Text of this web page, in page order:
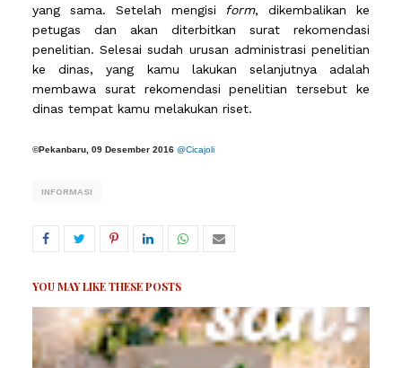
yang sama. Setelah mengisi
form, dikembalikan ke
petugas dan akan diterbitkan surat rekomendasi
penelitian. Selesai sudah urusan administrasi penelitian
ke dinas, yang kamu lakukan selanjutnya adalah
membawa surat rekomendasi penelitian tersebut ke
dinas tempat kamu melakukan riset.
©Pekanbaru, 09 Desember 2016 @Cicajoli
INFORMASI
YOU MAY LIKE THESE POSTS